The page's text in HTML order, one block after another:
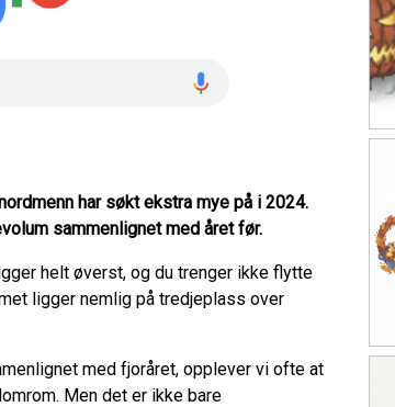
har søkt ekstra mye på i 2024.
sammenlignet med året før.
helt øverst, og du trenger ikke flytte
ligger nemlig på tredjeplass over
med fjoråret, opplever vi ofte at
Men det er ikke bare